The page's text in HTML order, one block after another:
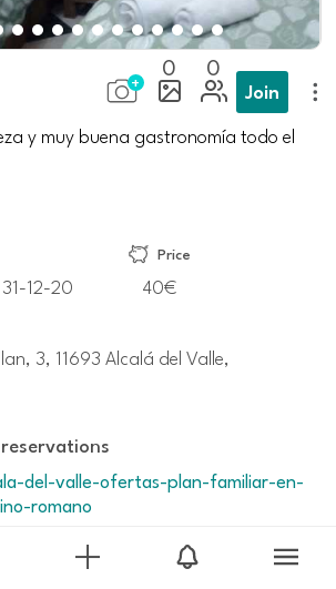
0 0
Join
y muy buena gastronomía todo el
31-12-20
Price
40€
3, 11693 Alcalá del Valle,
del-valle-ofertas-plan-familiar-en-
romano